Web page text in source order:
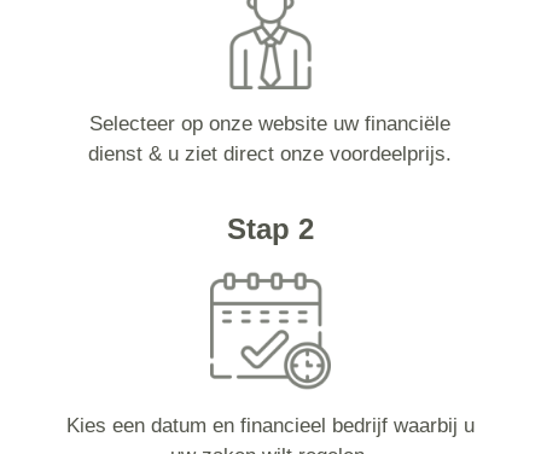
Selecteer op onze website uw financiële
dienst & u ziet direct onze voordeelprijs.
Stap 2
Kies een datum en financieel bedrijf waarbij u